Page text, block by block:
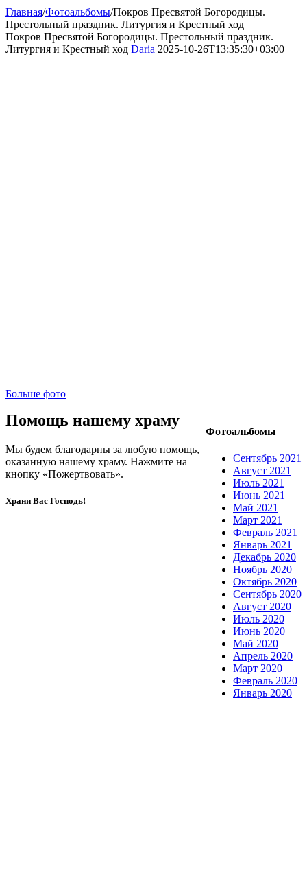
Главная/Фотоальбомы/Покров Пресвятой Богородицы.
Престольный праздник. Литургия и Крестный ход
Покров Пресвятой Богородицы. Престольный праздник.
Литургия и Крестный ход Daria 2025-10-26T13:35:30+03:00
Больше фото
Фотоальбомы
Сентябрь 2021
Август 2021
Июль 2021
Июнь 2021
Май 2021
Март 2021
Февраль 2021
Январь 2021
Декабрь 2020
Ноябрь 2020
Октябрь 2020
Сентябрь 2020
Август 2020
Июль 2020
Июнь 2020
Май 2020
Апрель 2020
Март 2020
Февраль 2020
Январь 2020
Помощь нашему храму
Мы будем благодарны за любую помощь,
оказанную нашему храму. Нажмите на
кнопку «Пожертвовать».
Храни Вас Господь!